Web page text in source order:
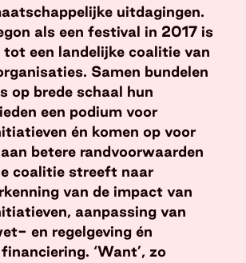
uitdagingen.
als een festival in 2017 is
tot een landelijke coalitie van
Samen bundelen
op brede schaal hun
een podium voor
én komen op voor
betere randvoorwaarden
coalitie streeft naar
van de impact van
aanpassing van
en regelgeving én
‘Want’, zo